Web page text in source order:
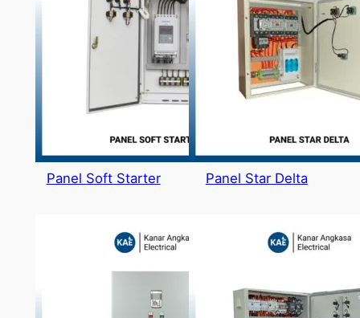
Panel Soft Starter Panel Star Delta